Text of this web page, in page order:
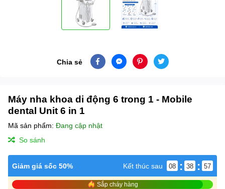
Chia sẻ
Máy nha khoa di động 6 trong 1 - Mobile
dental Unit 6 in 1
Mã sản phẩm: Đang cập nhật
So sánh
Giảm giá sốc 50% Kết thúc sau 08 : 38 : 57
Sắp cháy hàng